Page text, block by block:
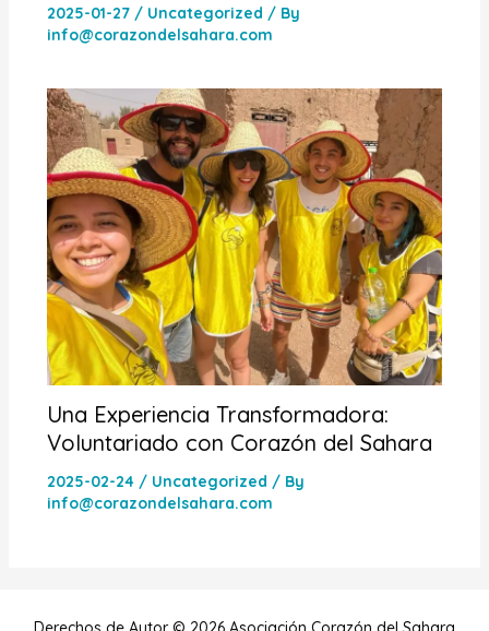
2025-01-27 / Uncategorized / By
info@corazondelsahara.com
Una Experiencia Transformadora:
Voluntariado con Corazón del Sahara
2025-02-24 / Uncategorized / By
info@corazondelsahara.com